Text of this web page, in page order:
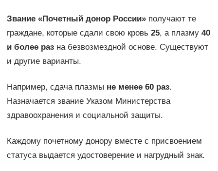
Звание «Почетный донор России»получают те
граждане, которые сдали свою кровь 25, а плазму 40
и более разна безвозмездной основе. Существуют
и другие варианты.
Например, сдача плазмы не менее 60 раз.
Назначается звание Указом Министерства
здравоохранения и социальной защиты.
Каждому почетному донору вместе с присвоением
статуса выдается удостоверение и нагрудный знак.